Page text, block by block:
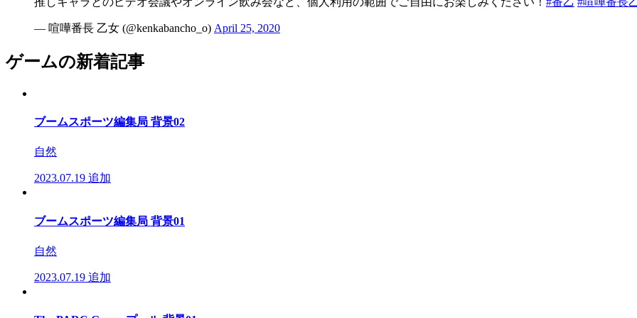
— 喧嘩番長 乙女 (@kenkabancho_o) April 25, 2020
ゲームの新着記事
ブームスポーツ編集局 背景02
自然
2023.07.19 追加
ブームスポーツ編集局 背景01
自然
2023.07.19 追加